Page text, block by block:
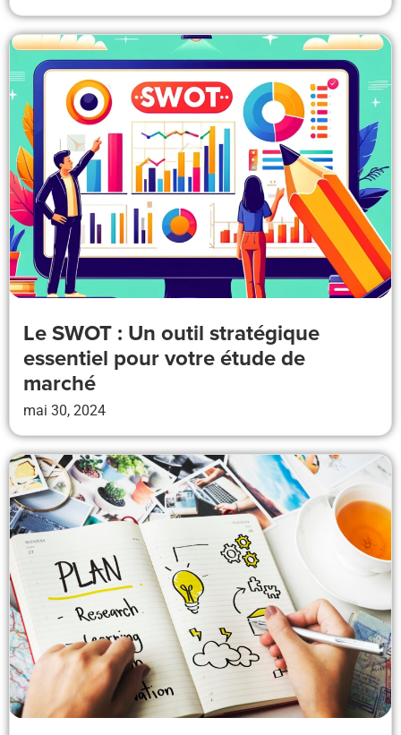
Le SWOT : Un outil stratégique
essentiel pour votre étude de
marché
mai 30, 2024